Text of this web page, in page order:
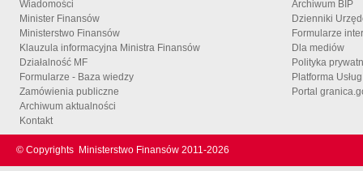
Wiadomości
Minister Finansów
Ministerstwo Finansów
Klauzula informacyjna Ministra Finansów
Działalność MF
Formularze - Baza wiedzy
Zamówienia publiczne
Archiwum aktualności
Kontakt
Archiwum BIP
Dzienniki
Formularze
Dla mediów
Polityka
Platforma
Portal
© Copyrights Ministerstwo Finansów 2011-2026